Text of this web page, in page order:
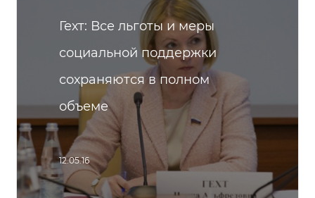
Гехт: Все льготы и меры
социальной поддержки
сохраняются в полном
объеме
12.05.16